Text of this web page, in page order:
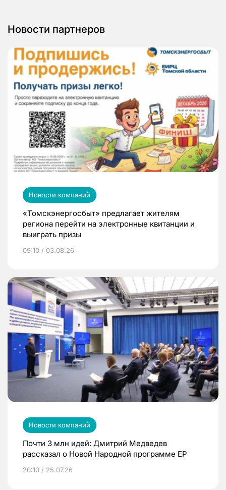
Новости партнеров
Новости компаний
«Томскэнергосбыт» предлагает жителям
региона перейти на электронные квитанции и
выиграть призы
09:10 / 03.08.26
Новости компаний
Почти 3 млн идей: Дмитрий Медведев
рассказал о Новой Народной программе ЕР
20:10 / 25.07.26